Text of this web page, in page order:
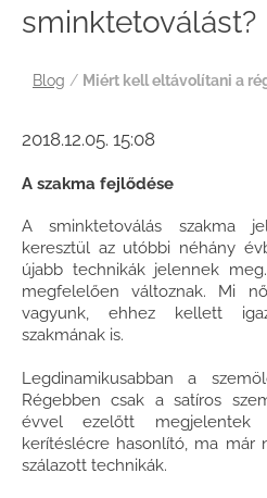
sminktetoválást?
Blog / Miért kell eltávolítani a
2018.12.05. 15:08
A szakma fejlődése
A sminktetoválás szakma
keresztül az utóbbi néhány
újabb technikák jelennek
megfelelően változnak. Mi
vagyunk, ehhez kellett
szakmának is.
Legdinamikusabban a
Régebben csak a satíros
évvel ezelőtt megjelentek
kerítéslécre hasonlító, ma már
szálazott technikák.